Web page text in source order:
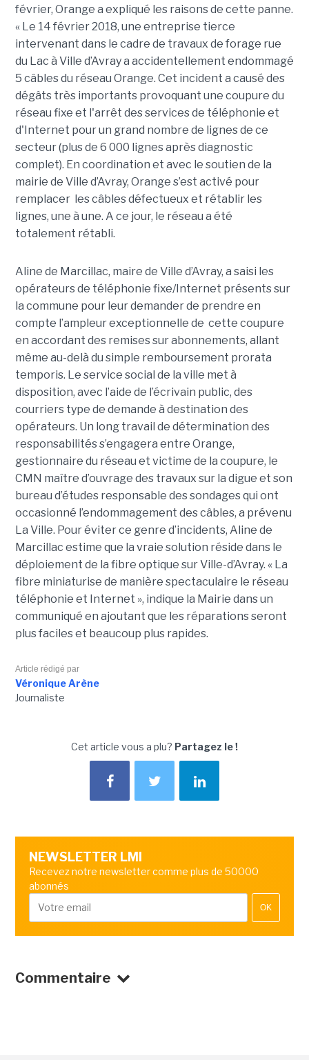
février, Orange a expliqué les raisons de cette panne.
« Le 14 février 2018, une entreprise tierce
intervenant dans le cadre de travaux de forage rue
du Lac à Ville d’Avray a accidentellement endommagé
5 câbles du réseau Orange. Cet incident a causé des
dégâts très importants provoquant une coupure du
réseau fixe et l'arrêt des services de téléphonie et
d'Internet pour un grand nombre de lignes de ce
secteur (plus de 6 000 lignes après diagnostic
complet). En coordination et avec le soutien de la
mairie de Ville d’Avray, Orange s’est activé pour
remplacer les câbles défectueux et rétablir les
lignes, une à une. A ce jour, le réseau a été
totalement rétabli.
Aline de Marcillac, maire de Ville d’Avray, a saisi les
opérateurs de téléphonie fixe/Internet présents sur
la commune pour leur demander de prendre en
compte l’ampleur exceptionnelle de cette coupure
en accordant des remises sur abonnements, allant
même au-delà du simple remboursement prorata
temporis. Le service social de la ville met à
disposition, avec l’aide de l’écrivain public, des
courriers type de demande à destination des
opérateurs. Un long travail de détermination des
responsabilités s’engagera entre Orange,
gestionnaire du réseau et victime de la coupure, le
CMN maître d’ouvrage des travaux sur la digue et son
bureau d’études responsable des sondages qui ont
occasionné l’endommagement des câbles, a prévenu
La Ville. Pour éviter ce genre d’incidents, Aline de
Marcillac estime que la vraie solution réside dans le
déploiement de la fibre optique sur Ville-d’Avray. « La
fibre miniaturise de manière spectaculaire le réseau
téléphonie et Internet », indique la Mairie dans un
communiqué en ajoutant que les réparations seront
plus faciles et beaucoup plus rapides.
Article rédigé par
Véronique Arène
Journaliste
Cet article vous a plu? Partagez le !
NEWSLETTER LMI
Recevez notre newsletter comme plus de 50000
abonnés
OK
Commentaire